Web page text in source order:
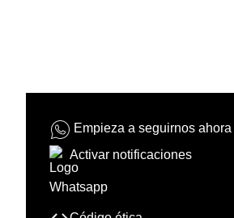
Empieza a seguirnos ahora
Activar notificaciones